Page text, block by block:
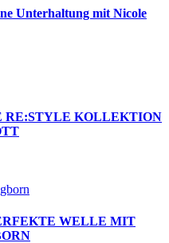
Unterhaltung mit Nicole
RE:STYLE KOLLEKTION
WELLE MIT